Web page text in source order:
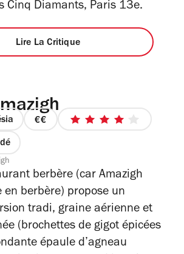
Cinq Diamants, Paris 13e.
Lire La Critique
prix
4
4
étoiles
berbère (car Amazigh
en berbère) propose un
tradi, graine aérienne et
(brochettes de gigot épicées
épaule d’agneau